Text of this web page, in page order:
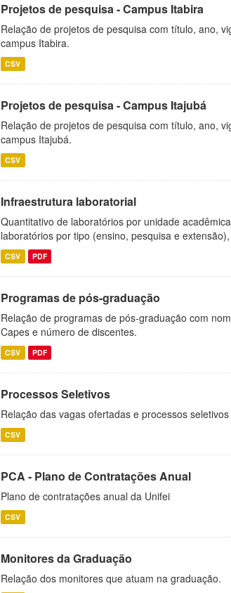
Projetos de pesquisa - Campus Itabira
Relação de projetos de pesquisa com título, ano,
campus Itabira.
CSV
Projetos de pesquisa - Campus Itajubá
Relação de projetos de pesquisa com título, ano,
campus Itajubá.
CSV
Infraestrutura laboratorial
Quantitativo de laboratórios por unidade
laboratórios por tipo (ensino, pesquisa e
CSV PDF
Programas de pós-graduação
Relação de programas de pós-graduação com
Capes e número de discentes.
CSV PDF
Processos Seletivos
Relação das vagas ofertadas e processos
CSV
PCA - Plano de Contratações Anual
Plano de contratações anual da Unifei
CSV
Monitores da Graduação
Relação dos monitores que atuam na graduação.